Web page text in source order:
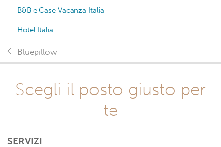
B&B e Case Vacanza Italia
Hotel Italia
Bluepillow
Scegli il posto giusto per
te
SERVIZI